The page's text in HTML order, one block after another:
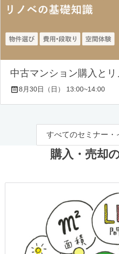
中古マンション購入と
8月30日（日） 13:00~14:00
すべてのセミナー・
購入・売却